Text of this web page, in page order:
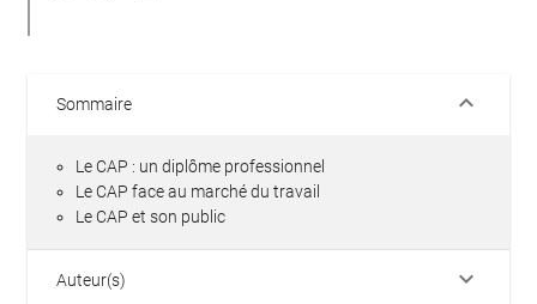
Sommaire keyboard_arrow_down
Le CAP : un diplôme professionnel
Le CAP face au marché du travail
Le CAP et son public
Auteur(s) keyboard_arrow_down